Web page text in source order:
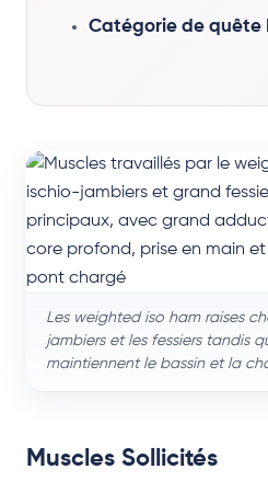
Catégorie de quête
Les weighted iso ham raises
jambiers et les fessiers tandis
maintiennent le bassin et la
Muscles Sollicités